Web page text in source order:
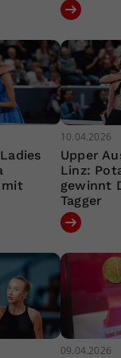
mit
10.04.2026
Upper
Linz:
gewinnt
Tagger
09.04.2026